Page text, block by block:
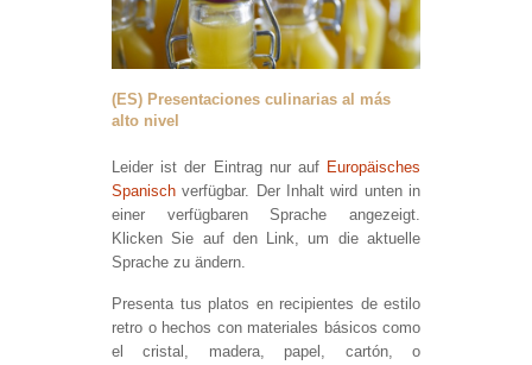
(ES) Presentaciones culinarias al más
alto nivel
Leider ist der Eintrag nur auf Europäisches
Spanisch verfügbar. Der Inhalt wird unten in
einer verfügbaren Sprache angezeigt.
Klicken Sie auf den Link, um die aktuelle
Sprache zu ändern.
Presenta tus platos en recipientes de estilo
retro o hechos con materiales básicos como
el cristal, madera, papel, cartón, o